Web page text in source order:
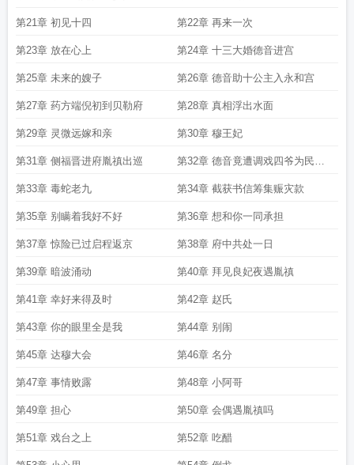
第21章 初见十四 第22章 再来一次
第23章 放在心上 第24章 十三大婚德音进宫
第25章 未来的嫂子 第26章 德音助十公主入永和宫
第27章 药方端倪初到贝勒府 第28章 真相浮出水面
第29章 灵微远嫁和亲 第30章 穆王妃
第31章 侧福晋进府胤禛出巡 第32章 德音竟遭调戏四爷为民除
害
第33章 毒蛇老九 第34章 截获书信筹集赈灾款
第35章 别瞒着我好不好 第36章 想和你一同承担
第37章 惊险已过启程返京 第38章 府中共处一日
第39章 暗波涌动 第40章 拜见良妃夜遇胤禛
第41章 幸好来得及时 第42章 赵氏
第43章 你的眼里全是我 第44章 别闹
第45章 达穆大会 第46章 名分
第47章 事情败露 第48章 小阿哥
第49章 担心 第50章 会偶遇胤禛吗
第51章 戏台之上 第52章 吃醋